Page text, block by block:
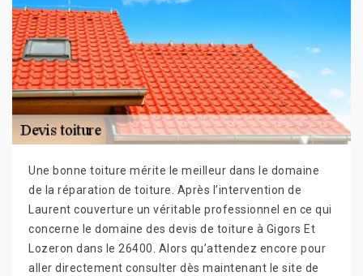
Une bonne toiture mérite le meilleur dans le domaine
de la réparation de toiture. Après l’intervention de
Laurent couverture un véritable professionnel en ce qui
concerne le domaine des devis de toiture à Gigors Et
Lozeron dans le 26400. Alors qu’attendez encore pour
aller directement consulter dès maintenant le site de